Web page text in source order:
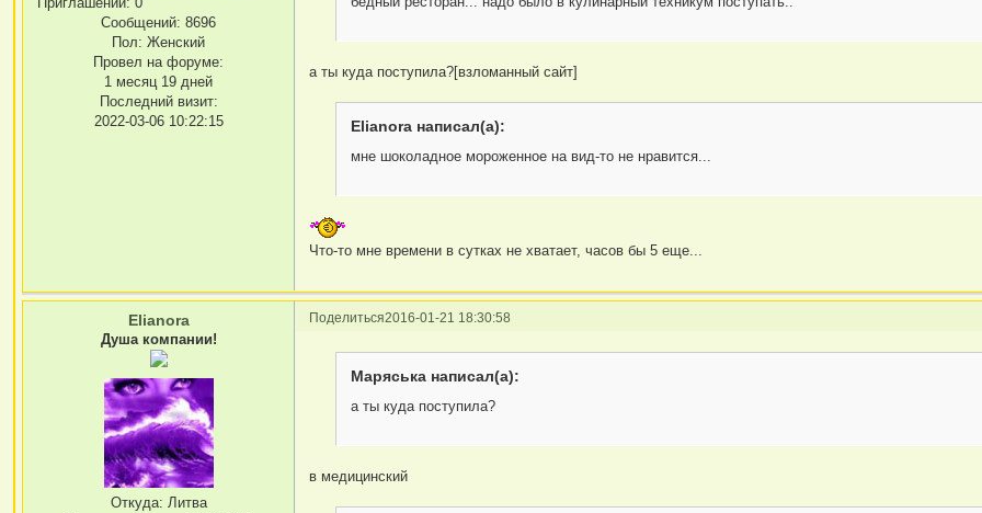
Сообщений: 8696
Пол: Женский
Провел на форуме:
1 месяц 19 дней
Последний визит:
2022-03-06 10:22:15
а ты куда поступила?[взломанный сайт]
Elianora написал(а):
мне шоколадное мороженное на вид-то не нравится...
Что-то мне времени в сутках не хватает, часов бы 5 еще...
Поделиться2016-01-21 18:30:58
Elianora
Душа компании!
Откуда: Литва
Маряська написал(а):
а ты куда поступила?
в медицинский